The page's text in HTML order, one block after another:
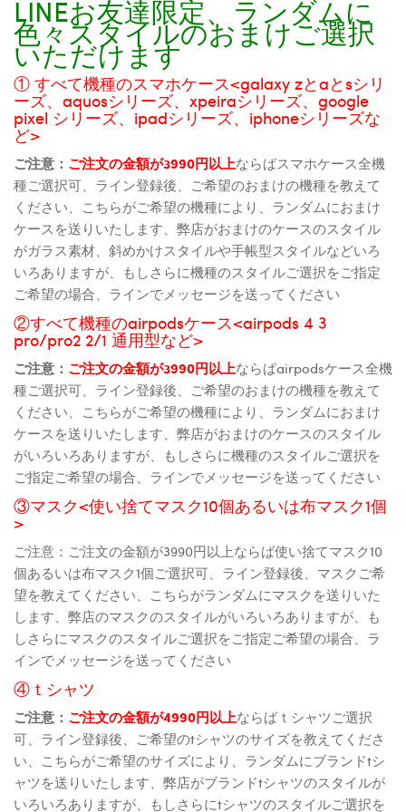
LINEお友達限定、ランダムに
色々スタイルのおまけご選択
いただけます
① すべて機種のスマホケース<galaxy zとaとsシリ
ーズ、aquosシリーズ、xpeiraシリーズ、google
pixel シリーズ、ipadシリーズ、iphoneシリーズな
ど>
ご注意： ご注文の金額が3990円以上ならばスマホケース全機
種ご選択可、ライン登録後、ご希望のおまけの機種を教えて
ください、こちらがご希望の機種により、ランダムにおまけ
ケースを送りいたします、弊店がおまけのケースのスタイル
がガラス素材、斜めかけスタイルや手帳型スタイルなどいろ
いろありますが、もしさらに機種のスタイルご選択をご指定
ご希望の場合、ラインでメッセージを送ってください
②すべて機種のairpodsケース<airpods 4 3
pro/pro2 2/1 通用型など>
ご注意： ご注文の金額が3990円以上ならばairpodsケース全機
種ご選択可、ライン登録後、ご希望のおまけの機種を教えて
ください、こちらがご希望の機種により、ランダムにおまけ
ケースを送りいたします、弊店がおまけのケースのスタイル
がいろいろありますが、もしさらに機種のスタイルご選択を
ご指定ご希望の場合、ラインでメッセージを送ってください
③マスク<使い捨てマスク10個あるいは布マスク1個
>
ご注意：ご注文の金額が3990円以上ならば使い捨てマスク10
個あるいは布マスク1個ご選択可、ライン登録後、マスクご希
望を教えてください、こちらがランダムにマスクを送りいた
します、弊店のマスクのスタイルがいろいろありますが、も
しさらにマスクのスタイルご選択をご指定ご希望の場合、ラ
インでメッセージを送ってください
④ｔシャツ
ご注意： ご注文の金額が4990円以上ならばｔシャツご選択
可、ライン登録後、ご希望のtシャツのサイズを教えてくださ
い、こちらがご希望のサイズにより、ランダムにブランドtシ
ャツを送りいたします、弊店がブランドtシャツのスタイルが
いろいろありますが、もしさらにtシャツのスタイルご選択を